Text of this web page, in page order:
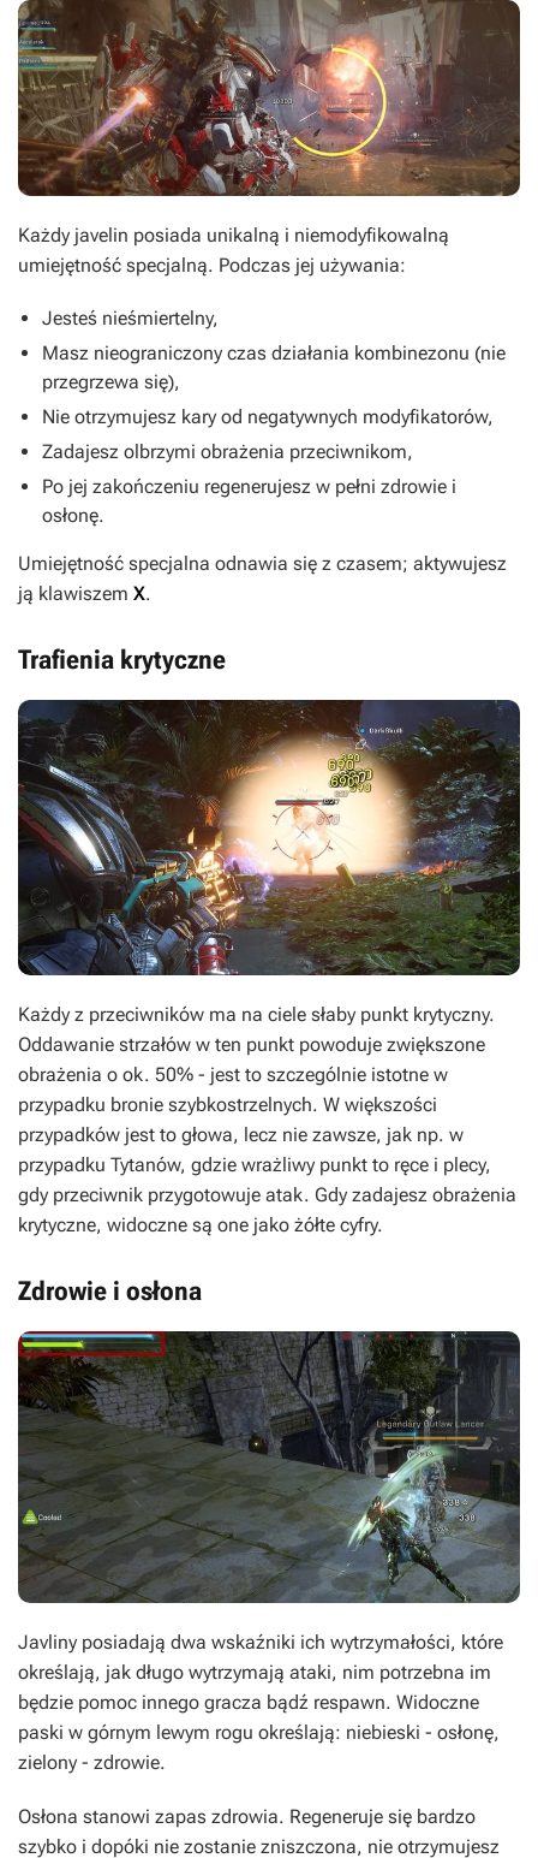
Każdy javelin posiada unikalną i niemodyfikowalną
umiejętność specjalną. Podczas jej używania:
Jesteś nieśmiertelny,
Masz nieograniczony czas działania kombinezonu (nie
przegrzewa się),
Nie otrzymujesz kary od negatywnych modyfikatorów,
Zadajesz olbrzymi obrażenia przeciwnikom,
Po jej zakończeniu regenerujesz w pełni zdrowie i
osłonę.
Umiejętność specjalna odnawia się z czasem; aktywujesz
ją klawiszem X.
Trafienia krytyczne
Każdy z przeciwników ma na ciele słaby punkt krytyczny.
Oddawanie strzałów w ten punkt powoduje zwiększone
obrażenia o ok. 50% - jest to szczególnie istotne w
przypadku bronie szybkostrzelnych. W większości
przypadków jest to głowa, lecz nie zawsze, jak np. w
przypadku Tytanów, gdzie wrażliwy punkt to ręce i plecy,
gdy przeciwnik przygotowuje atak. Gdy zadajesz obrażenia
krytyczne, widoczne są one jako żółte cyfry.
Zdrowie i osłona
Javliny posiadają dwa wskaźniki ich wytrzymałości, które
określają, jak długo wytrzymają ataki, nim potrzebna im
będzie pomoc innego gracza bądź respawn. Widoczne
paski w górnym lewym rogu określają: niebieski - osłonę,
zielony - zdrowie.
Osłona stanowi zapas zdrowia. Regeneruje się bardzo
szybko i dopóki nie zostanie zniszczona, nie otrzymujesz